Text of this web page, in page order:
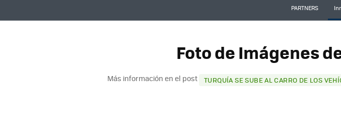
PARTNERS
Foto de Imágenes
Más información en el post TURQUÍA SE SUBE AL CARRO DE LOS